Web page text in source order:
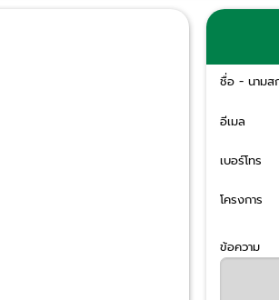
ชื่อ - นามส
อีเมล
เบอร์โทร
โครงการ
ข้อความ